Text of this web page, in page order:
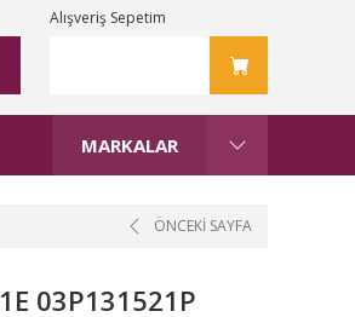
Alışveriş Sepetim
MARKALAR
ÖNCEKİ SAYFA
03P131521P